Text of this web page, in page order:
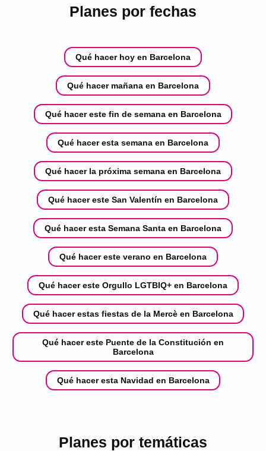
Planes por fechas
Qué hacer hoy en Barcelona
Qué hacer mañana en Barcelona
Qué hacer este fin de semana en Barcelona
Qué hacer esta semana en Barcelona
Qué hacer la próxima semana en Barcelona
Qué hacer este San Valentín en Barcelona
Qué hacer esta Semana Santa en Barcelona
Qué hacer este verano en Barcelona
Qué hacer este Orgullo LGTBIQ+ en Barcelona
Qué hacer estas fiestas de la Mercè en Barcelona
Qué hacer este Puente de la Constitución en
Barcelona
Qué hacer esta Navidad en Barcelona
Planes por temáticas